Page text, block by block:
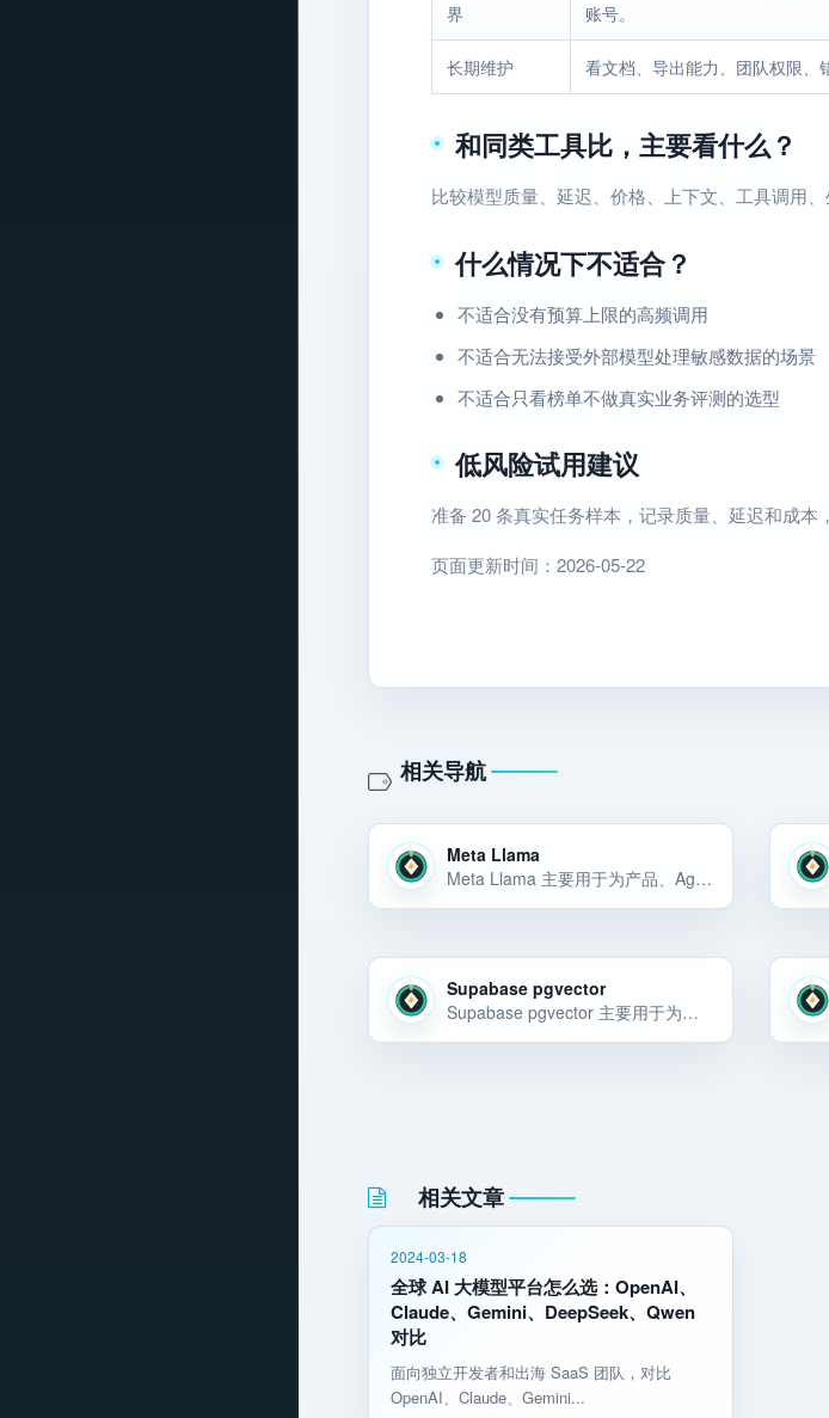
界
账号。
长期维护 看文档、导出能力、团队权限、
和同类工具比，主要看什么？
比较模型质量、延迟、价格、上下文、工具调用
什么情况下不适合？
不适合没有预算上限的高频调用
不适合无法接受外部模型处理敏感数据的场景
不适合只看榜单不做真实业务评测的选型
低风险试用建议
准备 20 条真实任务样本，记录质量、延迟和成本
页面更新时间：2026-05-22
相关导航
Meta Llama
Meta Llama 主要用于为产品、Agent 或内部工具选择稳定的模型能力和 API 底座。Meta Llama 主要用于为产品、Agent 或内部工具选择稳定的模型能力和 API 底座。Meta Llama 是大模型 API候选… 选择前重点看价格、上手门槛、风险和替代方案。
Supabase pgvector
Supabase pgvector 主要用于为产品、Agent 或内部工具选择稳定的模型能力和 API 底座。Supabase pgvector 主要用于为产品、Agent 或内部工具选择稳定的模型能力和 API 底座。Supabase pgvec… 选择前重点看价格、上手门槛、风险和替代方案。
相关文章
2024-03-18
全球 AI 大模型平台怎么选：OpenAI、
Claude、Gemini、DeepSeek、Qwen
对比
面向独立开发者和出海 SaaS 团队，对比
OpenAI、Claude、Gemini...